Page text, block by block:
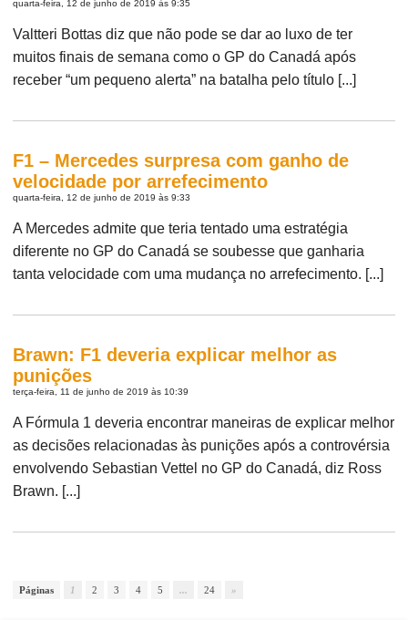
quarta-feira, 12 de junho de 2019 às 9:35
Valtteri Bottas diz que não pode se dar ao luxo de ter
muitos finais de semana como o GP do Canadá após
receber “um pequeno alerta” na batalha pelo título [...]
F1 – Mercedes surpresa com ganho de
velocidade por arrefecimento
quarta-feira, 12 de junho de 2019 às 9:33
A Mercedes admite que teria tentado uma estratégia
diferente no GP do Canadá se soubesse que ganharia
tanta velocidade com uma mudança no arrefecimento. [...]
Brawn: F1 deveria explicar melhor as
punições
terça-feira, 11 de junho de 2019 às 10:39
A Fórmula 1 deveria encontrar maneiras de explicar melhor
as decisões relacionadas às punições após a controvérsia
envolvendo Sebastian Vettel no GP do Canadá, diz Ross
Brawn. [...]
Páginas 1 2 3 4 5 ... 24 »